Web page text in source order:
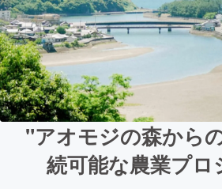
"アオモジの森から
続可能な農業プ